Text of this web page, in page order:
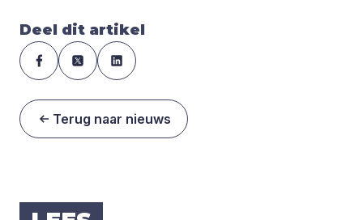
Deel dit artikel
Terug naar nieuws